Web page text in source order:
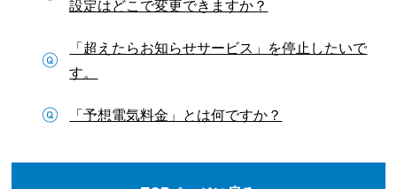
設定はどこで変更できますか？
「超えたらお知らせサービス」を停止したいで
す。
「予想電気料金」とは何ですか？